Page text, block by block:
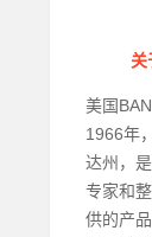
关
美国
1966年
达州，
专家和
供的产